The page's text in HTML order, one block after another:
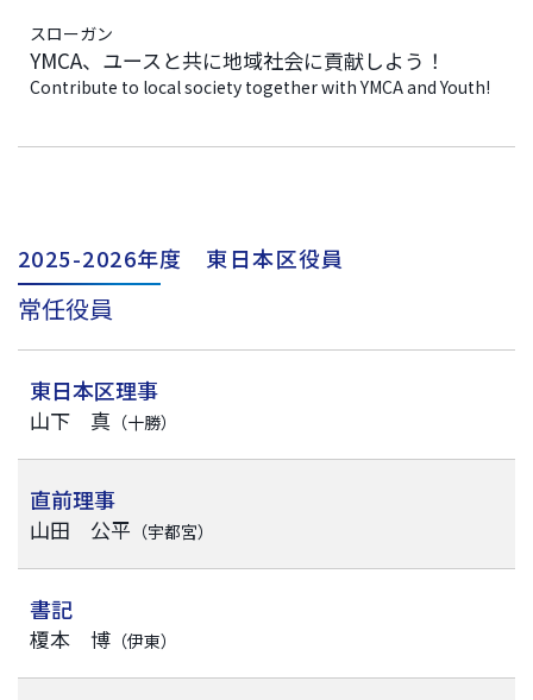
スローガン
YMCA、ユースと共に地域社会に貢献しよう！
Contribute to local society together with YMCA and Youth!
2025-2026年度 東日本区役員
常任役員
東日本区理事
山下 真 （十勝）
直前理事
山田 公平 （宇都宮）
書記
榎本 博 （伊東）